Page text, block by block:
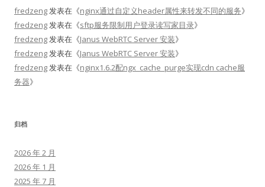
fredzeng发表在《nginx通过自定义header属性来转发不同的服务》
fredzeng发表在《sftp服务限制用户登录读写家目录》
fredzeng发表在《Janus WebRTC Server 安装》
fredzeng发表在《Janus WebRTC Server 安装》
fredzeng发表在《nginx1.6.2配ngx_cache_purge实现cdn cache服
务器》
归档
2026 年 2 月
2026 年 1 月
2025 年 7 月